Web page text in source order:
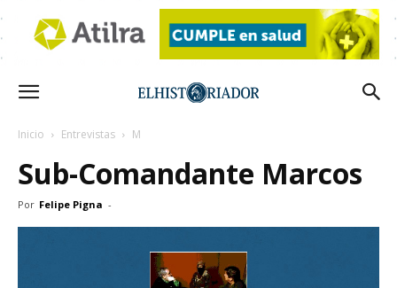
Inicio Entrevistas M
Sub-Comandante Marcos
Por Felipe Pigna -